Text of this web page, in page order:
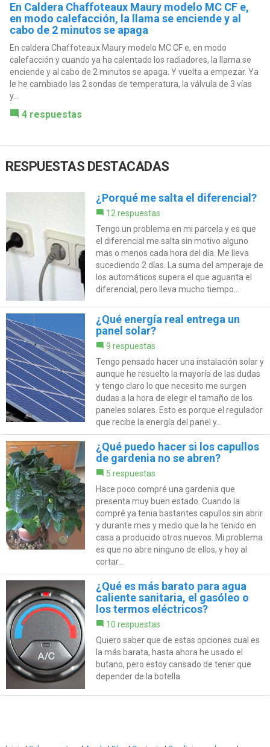
En Caldera Chaffoteaux Maury modelo MC CF e,
en modo calefacción, la llama se enciende y al
cabo de 2 minutos se apaga
En caldera Chaffoteaux Maury modelo MC CF e, en modo
calefacción y cuando ya ha calentado los radiadores, la llama se
enciende y al cabo de 2 minutos se apaga. Y vuelta a empezar. Ya
le he cambiado las 2 sondas de temperatura, la válvula de 3 vías
y...
4 respuestas
RESPUESTAS DESTACADAS
¿Porqué me salta el diferencial?
12 respuestas
Tengo un problema en mi parcela y es que
el diferencial me salta sin motivo alguno
mas o menos cada hora del día. Me lleva
sucediendo 2 días. La suma del amperaje de
los automáticos supera el que aguanta el
diferencial, pero lleva mucho tiempo...
¿Qué energía real entrega un
panel solar?
9 respuestas
Tengo pensado hacer una instalación solar y
aunque he resuelto la mayoría de las dudas
y tengo claro lo que necesito me surgen
dudas a la hora de elegir el tamaño de los
paneles solares. Esto es porque el regulador
que recibe la energía del panel y...
¿Qué puedo hacer si los capullos
de gardenia no se abren?
5 respuestas
Hace poco compré una gardenia que
presenta muy buen estado. Cuando la
compré ya tenia bastantes capullos sin abrir
y durante mes y medio que la he tenido en
casa a producido otros nuevos. Mi problema
es que no abre ninguno de ellos, y hoy al
cortar...
¿Qué es más barato para agua
caliente sanitaria, el gasóleo o
los termos eléctricos?
10 respuestas
Quiero saber que de estas opciones cual es
la más barata, hasta ahora he usado el
butano, pero estoy cansado de tener que
depender de la botella.